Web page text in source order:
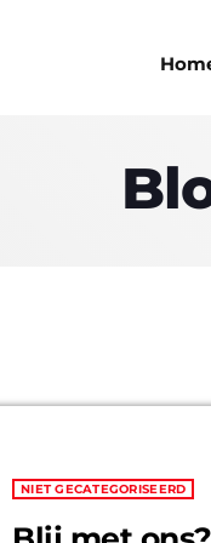
NIET GECATEGORISEERD